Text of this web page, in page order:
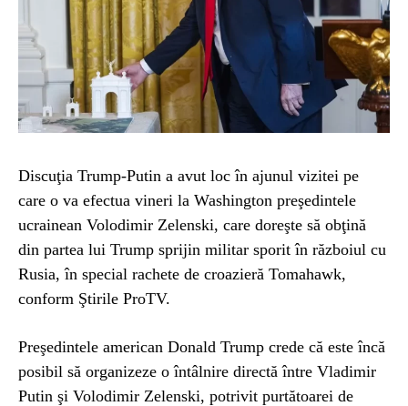
Discuţia Trump-Putin a avut loc în ajunul vizitei pe
care o va efectua vineri la Washington preşedintele
ucrainean Volodimir Zelenski, care doreşte să obţină
din partea lui Trump sprijin militar sporit în războiul cu
Rusia, în special rachete de croazieră Tomahawk,
conform Ştirile ProTV.
Preşedintele american Donald Trump crede că este încă
posibil să organizeze o întâlnire directă între Vladimir
Putin şi Volodimir Zelenski, potrivit purtătoarei de